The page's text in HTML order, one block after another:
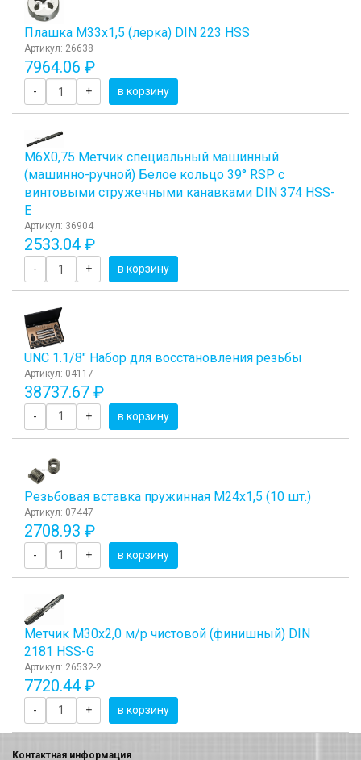
Плашка М33x1,5 (лерка) DIN 223 HSS
Артикул: 26638
7964.06 ₽
- + в корзину
М6Х0,75 Метчик специальный машинный
(машинно-ручной) Белое кольцо 39° RSP с
винтовыми стружечными канавками DIN 374 HSS-
E
Артикул: 36904
2533.04 ₽
- + в корзину
UNC 1.1/8" Набор для восстановления резьбы
Артикул: 04117
38737.67 ₽
- + в корзину
Резьбовая вставка пружинная M24x1,5 (10 шт.)
Артикул: 07447
2708.93 ₽
- + в корзину
Метчик М30x2,0 м/р чистовой (финишный) DIN
2181 HSS-G
Артикул: 26532-2
7720.44 ₽
- + в корзину
Контактная информация